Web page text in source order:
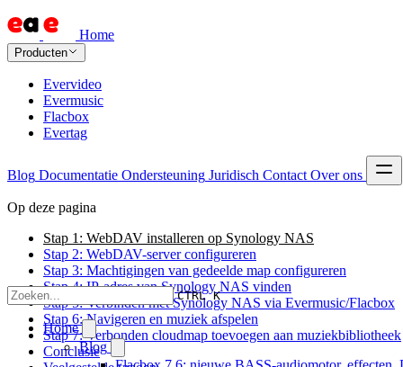
Home
Producten
Evervideo
Evermusic
Flacbox
Evertag
Blog Documentatie Ondersteuning Juridisch Contact Over ons
CTRL K
Home
Blog
Op deze pagina
Stap 1: WebDAV installeren op Synology NAS
Stap 2: WebDAV-server configureren
Stap 3: Machtigingen van gedeelde map configureren
Stap 4: IP-adres van Synology NAS vinden
Stap 5: Verbinden met Synology NAS via Evermusic/Flacbox
Stap 6: Navigeren en muziek afspelen
Stap 7: Verbonden cloudmap toevoegen aan muziekbibliotheek
Conclusie